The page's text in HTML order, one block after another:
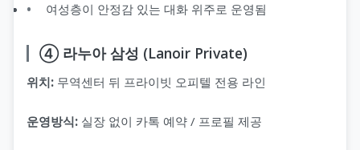
여성층이 안정감 있는 대화 위주로 운영됨
④ 라누아 삼성 (Lanoir Private)
위치: 무역센터 뒤 프라이빗 오피텔 전용 라인
운영방식: 실장 없이 카톡 예약 / 프로필 제공